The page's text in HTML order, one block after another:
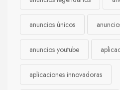
anuncios únicos
anuncios youtube
aplicaciones innovadoras